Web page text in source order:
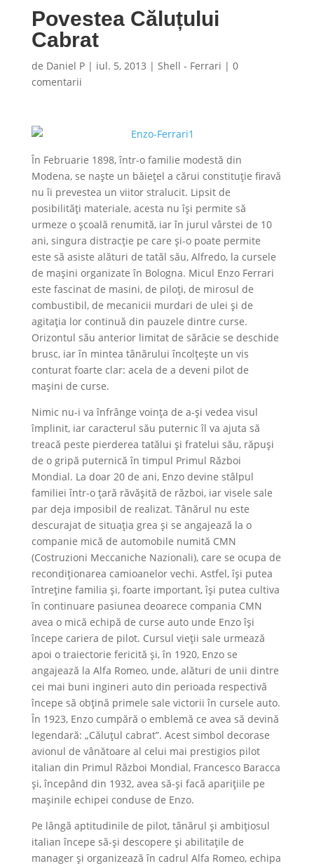
Povestea Căluțului
Cabrat
de Daniel P| iul. 5, 2013 | Shell - Ferrari | 0
comentarii
În Februarie 1898, într-o familie modestă din
Modena, se naște un băiețel a cărui constituție firavă
nu îi prevestea un viitor stralucit. Lipsit de
posibilități materiale, acesta nu își permite să
urmeze o școală renumită, iar în jurul vârstei de 10
ani, singura distracție pe care și-o poate permite
este să asiste alături de tatăl său, Alfredo, la cursele
de mașini organizate în Bologna. Micul Enzo Ferrari
este fascinat de masini, de piloți, de mirosul de
combustibil, de mecanicii murdari de ulei și de
agitația lor continuă din pauzele dintre curse.
Orizontul său anterior limitat de sărăcie se deschide
brusc, iar în mintea tânărului încolțește un vis
conturat foarte clar: acela de a deveni pilot de
mașini de curse.
Nimic nu-i va înfrânge voința de a-și vedea visul
împlinit, iar caracterul său puternic îl va ajuta să
treacă peste pierderea tatălui și fratelui său, răpuși
de o gripă puternică în timpul Primul Război
Mondial. La doar 20 de ani, Enzo devine stâlpul
familiei într-o țară răvășită de război, iar visele sale
par deja imposibil de realizat. Tânărul nu este
descurajat de situația grea și se angajează la o
companie mică de automobile numită CMN
(Costruzioni Meccaniche Nazionali), care se ocupa de
recondiționarea camioanelor vechi. Astfel, își putea
întreține familia și, foarte important, își putea cultiva
în continuare pasiunea deoarece compania CMN
avea o mică echipă de curse auto unde Enzo își
începe cariera de pilot. Cursul vieții sale urmează
apoi o traiectorie fericită și, în 1920, Enzo se
angajează la Alfa Romeo, unde, alături de unii dintre
cei mai buni ingineri auto din perioada respectivă
începe să obțină primele sale victorii în cursele auto.
În 1923, Enzo cumpără o emblemă ce avea să devină
legendară: „Căluțul cabrat”. Acest simbol decorase
avionul de vânătoare al celui mai prestigios pilot
italian din Primul Război Mondial, Francesco Baracca
și, începând din 1932, avea să-și facă aparițiile pe
mașinile echipei conduse de Enzo.
Pe lângă aptitudinile de pilot, tânărul și ambițiosul
italian începe să-și descopere și abilitațile de
manager și organizează în cadrul Alfa Romeo, echipa